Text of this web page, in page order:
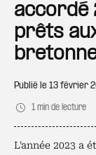
accordé
prêts
Publié le 13 février
1 min de lecture
L'année 2023 a